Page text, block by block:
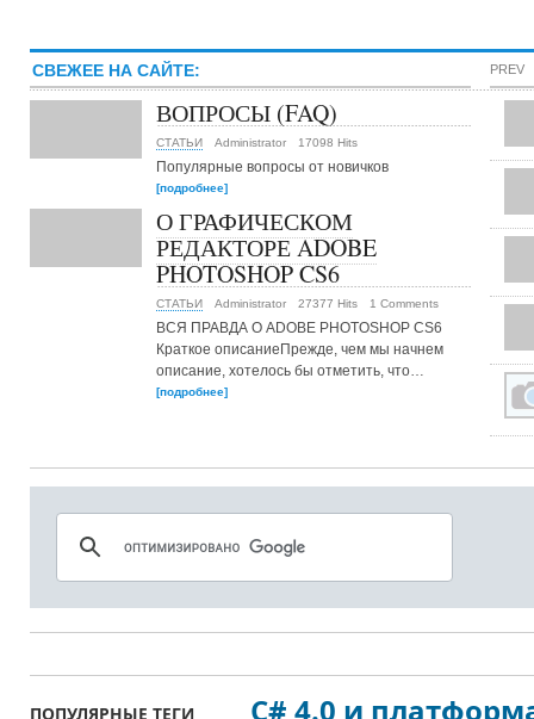
СВЕЖЕЕ НА САЙТЕ:
ВОПРОСЫ (FAQ)
СТАТЬИ Administrator 17098 Hits
Популярные вопросы от новичков
[подробнее]
О ГРАФИЧЕСКОМ
РЕДАКТОРЕ ADOBE
PHOTOSHOP CS6
СТАТЬИ Administrator 27377 Hits 1 Comments
ВСЯ ПРАВДА О ADOBE PHOTOSHOP CS6
Краткое описаниеПрежде, чем мы начнем
описание, хотелось бы отметить, что…
[подробнее]
PREV
C# 4.0 и
ПОПУЛЯРНЫЕ ТЕГИ